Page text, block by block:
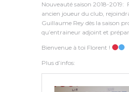
Nouveauté saison 2018-2019:
ancien joueur du club,
Guillaume Rey dès la saison
qu’entraineur adjoint et
Bienvenue à toi Florent !
Plus d’infos: